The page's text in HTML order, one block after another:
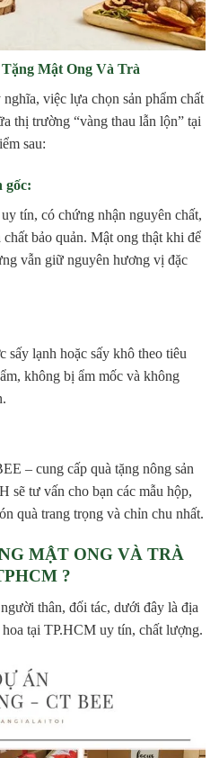
Mật Ong Và Trà
việc lựa chọn sản phẩm chất
thị trường “vàng thau lẫn lộn” tại
sau:
gốc:
tín, có chứng nhận nguyên chất,
bảo quản. Mật ong thật khi để
vẫn giữ nguyên hương vị đặc
sấy lạnh hoặc sấy khô theo tiêu
không bị ẩm mốc và không
– cung cấp quà tặng nông sản
sẽ tư vấn cho bạn các mẫu hộp,
quà trang trọng và chỉn chu nhất.
MẬT ONG VÀ TRÀ
?
thân, đối tác, dưới đây là địa
tại TP.HCM uy tín, chất lượng.